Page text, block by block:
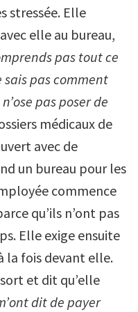
stressée. Elle
elle au bureau,
pas tout ce
sais pas comment
pas poser de
médicaux de
avec de
un bureau pour les
commence
qu’ils n’ont pas
Elle exige ensuite
la fois devant elle.
et dit qu’elle
dit de payer